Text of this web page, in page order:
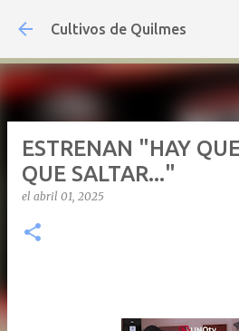
Ir al contenido
Cultivos de Quilmes
ESTRENAN "HAY
QUE SALTAR..."
el abril 01, 2025